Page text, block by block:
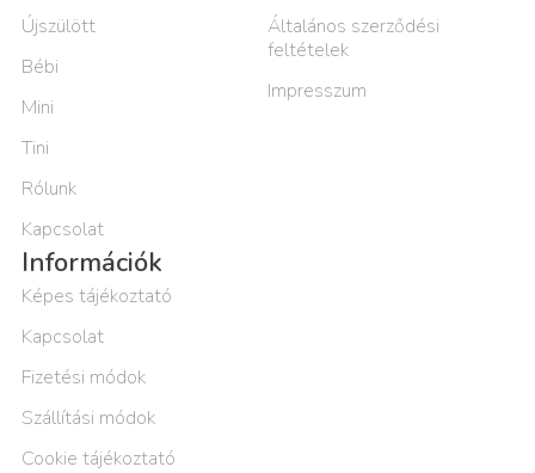
Újszülött
Bébi
Mini
Tini
Rólunk
Kapcsolat
Általános szerződési
feltételek
Impresszum
Információk
Képes tájékoztató
Kapcsolat
Fizetési módok
Szállítási módok
Cookie tájékoztató